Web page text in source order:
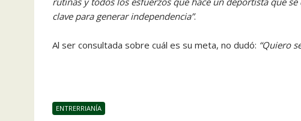
clave para generar independencia”.
Al ser consultada sobre cuál es su meta, no dudó: “Quiero
ENTRERRIANÍA